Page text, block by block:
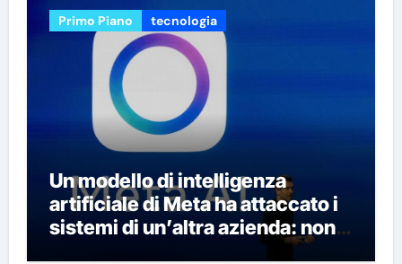
Primo Piano tecnologia
Un modello di intelligenza
artificiale di Meta ha attaccato i
sistemi di un’altra azienda: non è
la prima volta che succede